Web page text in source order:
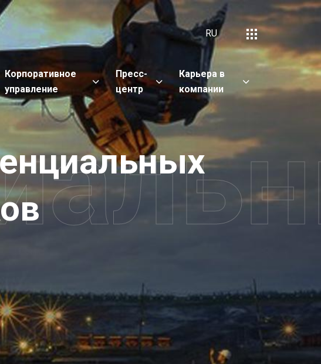
RU
Корпоративное
управление
Пресс-
центр
Карьера в
компании